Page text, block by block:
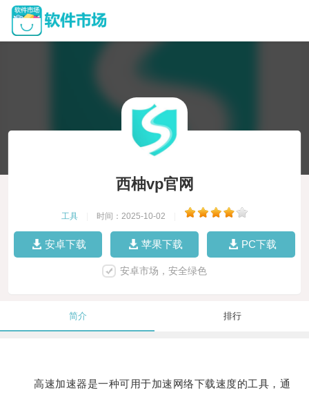
西柚vp官网
工具 时间：2025-10-02
安卓下载 苹果下载 PC下载
安卓市场，安全绿色
简介 排行
高速加速器是一种可用于加速网络下载速度的工具，通